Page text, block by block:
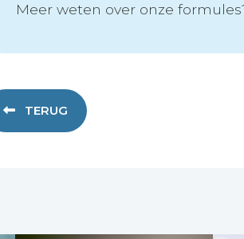
Meer weten over onze
TERUG